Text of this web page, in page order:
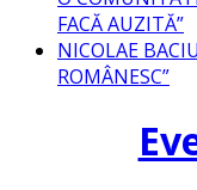
FACĂ AUZITĂ”
NICOLAE
ROMÂNESC”